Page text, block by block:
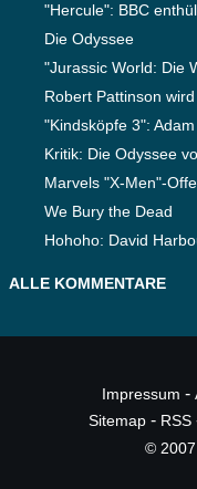
"Hercule": BBC
Die Odyssee
"Jurassic World: Die
Robert Pattinson wird
"Kindsköpfe 3": Adam
Kritik: Die Odyssee
Marvels "X-Men"-
We Bury the Dead
Hohoho: David
ALLE KOMMENTARE
Impressum -
Sitemap - RSS
©